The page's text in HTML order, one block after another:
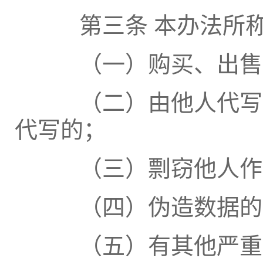
第三条 本办法所称
（一）购买、出售
（二）由他人代写
代写的；
（三）剽窃他人作
（四）伪造数据
（五）有其他严重